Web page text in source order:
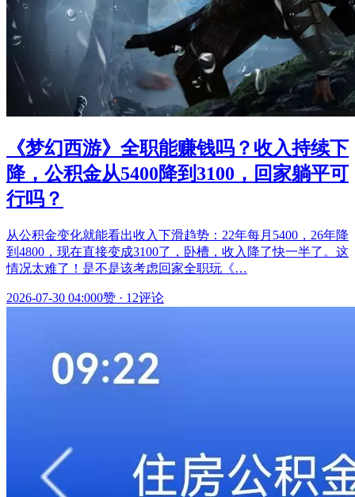
《梦幻西游》全职能赚钱吗？收入持续下
降，公积金从5400降到3100，回家躺平可
行吗？
从公积金变化就能看出收入下滑趋势：22年每月5400，26年降
到4800，现在直接变成3100了，卧槽，收入降了快一半了。这
情况太难了！是不是该考虑回家全职玩《…
2026-07-30 04:000赞 · 12评论